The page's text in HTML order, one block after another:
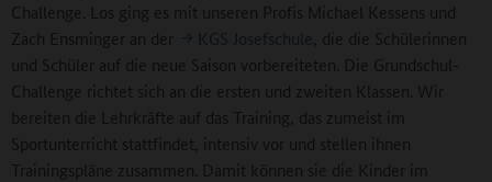
Challenge. Los ging es mit unseren Profis Michael Kessens und
Zach Ensminger an der
KGS Josefschule , die die Schülerinnen
und Schüler auf die neue Saison vorbereiteten. Die Grundschul-
Challenge richtet sich an die ersten und zweiten Klassen. Wir
bereiten die Lehrkräfte auf das Training, das zumeist im
Sportunterricht stattfindet, intensiv vor und stellen ihnen
Trainingspläne zusammen. Damit können sie die Kinder im